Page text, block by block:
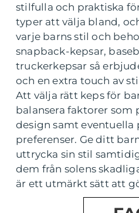
stilfulla och praktiska
typer att välja bland,
varje barns stil och
snapback-kepsar,
truckerkepsar så
och en extra touch av
Att välja rätt keps för
balansera faktorer som
design samt eventuella
preferenser. Ge ditt
uttrycka sin stil
dem från solens
är ett utmärkt sätt att